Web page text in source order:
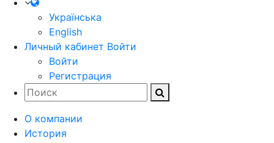
Українська
English
Личный кабинет Войти
Войти
Регистрация
О компании
История